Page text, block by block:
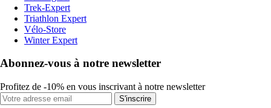
Trek-Expert
Triathlon Expert
Vélo-Store
Winter Expert
Abonnez-vous à notre newsletter
Profitez de -10% en vous inscrivant à notre newsletter
S'inscrire